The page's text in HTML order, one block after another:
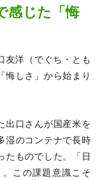
感じた「悔
友洋（でぐち・とも
悔しさ」から始まり
出口さんが国産米を
湿のコンテナで長時
たものでした。「日
この課題意識こそ